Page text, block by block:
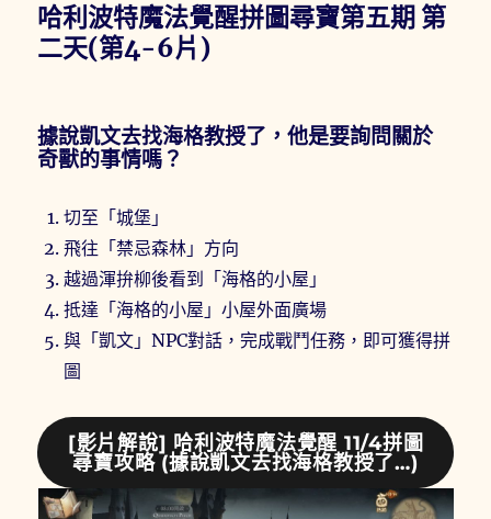
哈利波特魔法覺醒拼圖尋寶第五期 第
二天(第4-6片)
據說凱文去找海格教授了，他是要詢問關於
奇獸的事情嗎？
切至「城堡」
飛往「禁忌森林」方向
越過渾拚柳後看到「海格的小屋」
抵達「海格的小屋」小屋外面廣場
與「凱文」NPC對話，完成戰鬥任務，即可獲得拼
圖
[影片解說] 哈利波特魔法覺醒 11/4拼圖
尋寶攻略 (據說凱文去找海格教授了…)